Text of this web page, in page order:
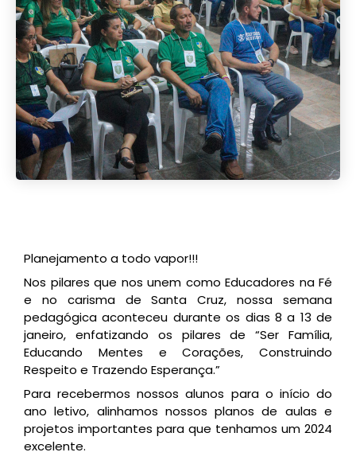
Planejamento a todo vapor!!!
Nos pilares que nos unem como Educadores na Fé
e no carisma de Santa Cruz, nossa semana
pedagógica aconteceu durante os dias 8 a 13 de
janeiro, enfatizando os pilares de “Ser Família,
Educando Mentes e Corações, Construindo
Respeito e Trazendo Esperança.”
Para recebermos nossos alunos para o início do
ano letivo, alinhamos nossos planos de aulas e
projetos importantes para que tenhamos um 2024
excelente.